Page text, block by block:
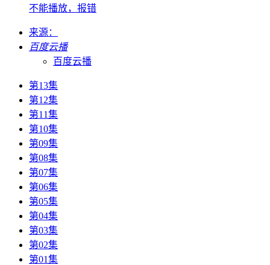
不能播放，报错
来源：
百度云播
百度云播
第13集
第12集
第11集
第10集
第09集
第08集
第07集
第06集
第05集
第04集
第03集
第02集
第01集